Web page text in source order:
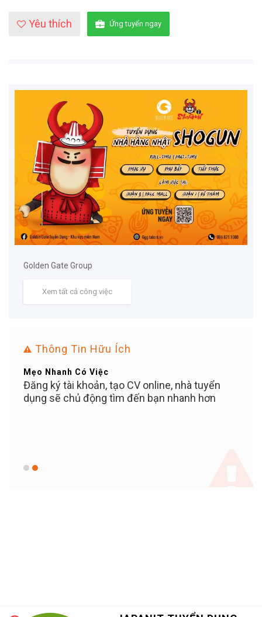
Yêu thích Ứng tuyển ngay
Golden Gate Group
Xem tất cả công việc
Thông Tin Hữu Ích
Mẹo Nhanh Có Việc
Đăng ký tài khoản, tạo CV online, nhà tuyển
dụng sẽ chủ động tìm đến bạn nhanh hơn